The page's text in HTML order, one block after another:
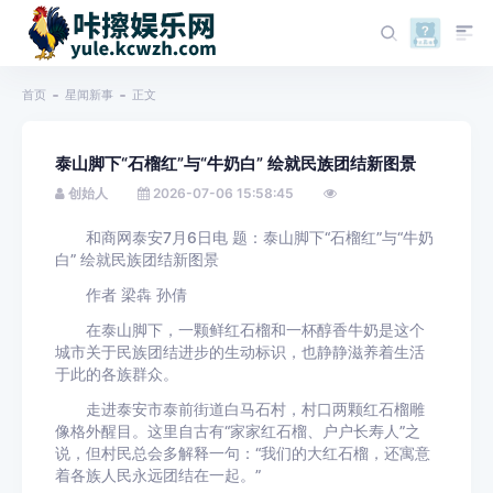
首页 星闻新事 正文
泰山脚下“石榴红”与“牛奶白” 绘就民族团结新图景
创始人 2026-07-06 15:58:45
和商网泰安7月6日电 题：泰山脚下“石榴红”与“牛奶
白” 绘就民族团结新图景
作者 梁犇 孙倩
在泰山脚下，一颗鲜红石榴和一杯醇香牛奶是这个
城市关于民族团结进步的生动标识，也静静滋养着生活
于此的各族群众。
走进泰安市泰前街道白马石村，村口两颗红石榴雕
像格外醒目。这里自古有“家家红石榴、户户长寿人”之
说，但村民总会多解释一句：“我们的大红石榴，还寓意
着各族人民永远团结在一起。”